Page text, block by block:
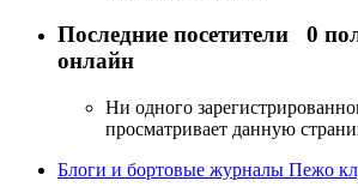
Последние посетители 0
онлайн
Ни одного
просматривает данную
Блоги и бортовые журналы Пежо